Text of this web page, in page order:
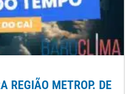
REGIÃO METROP. DE